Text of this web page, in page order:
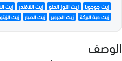
زيت جوجوبا زيت اللوز الحلو زيت اللافندر زيت
زيت حبة البركة زيت الجرجير زيت الصبار زيت
الوصف